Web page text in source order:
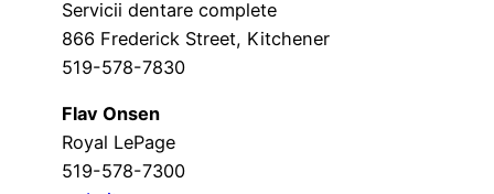
Servicii dentare complete
866 Frederick Street, Kitchener
519-578-7830
Flav Onsen
Royal LePage
519-578-7300